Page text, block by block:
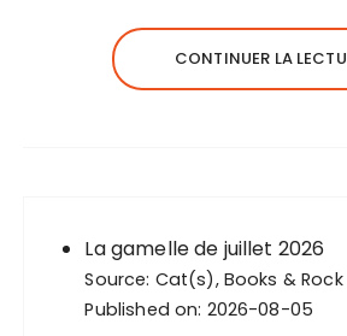
CONTINUER LA
La gamelle de juillet 2026
Source: Cat(s), Books & Rock
Published on: 2026-08-05